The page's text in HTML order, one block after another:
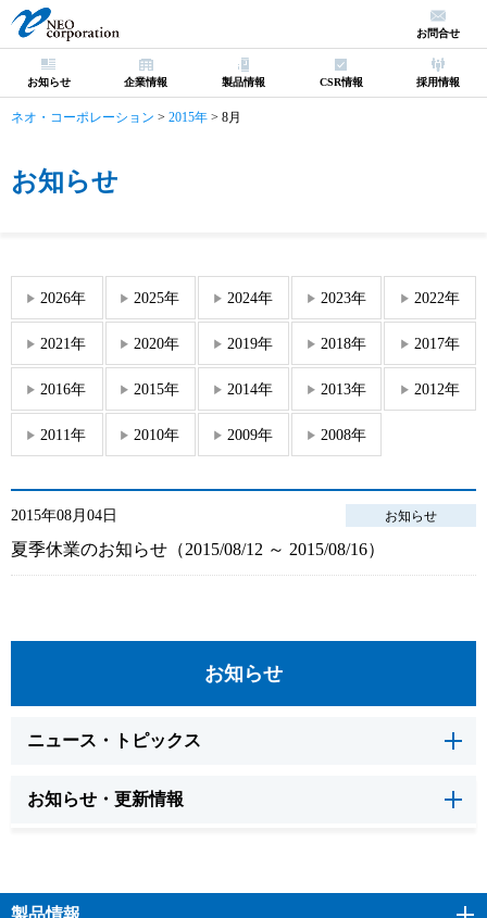
お知らせ 企業情報 製品情報 CSR情報 採用情報
お問合せ
ネオ・コーポレーション > 2015年 > 8月
お知らせ
2026年 2025年 2024年 2023年 2022年
2021年 2020年 2019年 2018年 2017年
2016年 2015年 2014年 2013年 2012年
2011年 2010年 2009年 2008年
2015年08月04日 お知らせ
夏季休業のお知らせ（2015/08/12 ～ 2015/08/16）
お知らせ
ニュース・トピックス
お知らせ・更新情報
製品情報